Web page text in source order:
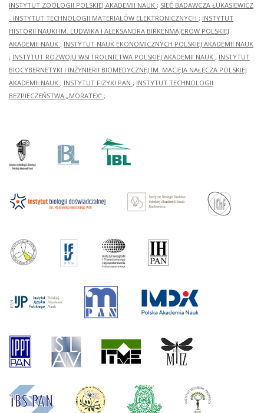
INSTYTUT ZOOLOGII POLSKIEJ AKADEMII NAUK ; SIEĆ BADAWCZA ŁUKASIEWICZ
- INSTYTUT TECHNOLOGII MATERIAŁÓW ELEKTRONICZNYCH ; INSTYTUT
HISTORII NAUKI IM. LUDWIKA I ALEKSANDRA BIRKENMAJERÓW POLSKIEJ
AKADEMII NAUK ; INSTYTUT NAUK EKONOMICZNYCH POLSKIEJ AKADEMII NAUK
; INSTYTUT ROZWOJU WSI I ROLNICTWA POLSKIEJ AKADEMII NAUK ; INSTYTUT
BIOCYBERNETYKI I INŻYNIERII BIOMEDYCZNEJ IM. MACIEJA NAŁĘCZA POLSKIEJ
AKADEMII NAUK ; INSTYTUT FIZYKI PAN ; INSTYTUT TECHNOLOGII
BEZPIECZEŃSTWA „MORATEX” ;